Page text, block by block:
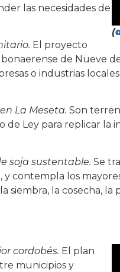
(
las necesidades de
El proyecto
de Nueve
o industrias
La Meseta. Son
Ley para replicar la
soja sustentable. Se
contempla los
siembra, la cosecha, la
cordobés. El plan
municipios y